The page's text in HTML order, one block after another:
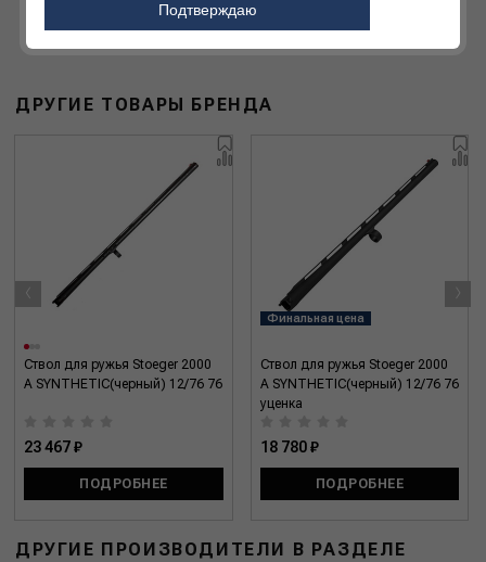
ДРУГИЕ ТОВАРЫ БРЕНДА
Ствол для ружья Stoeger 2000
A SYNTHETIC(черный) 12/76 76
23 467 ₽
ПОДРОБНЕЕ
Финальная цена
Ствол для ружья Stoeger 2000
A SYNTHETIC(черный) 12/76 76
уценка
18 780 ₽
ПОДРОБНЕЕ
‹ ›
ДРУГИЕ ПРОИЗВОДИТЕЛИ В РАЗДЕЛЕ
Подтверждаю